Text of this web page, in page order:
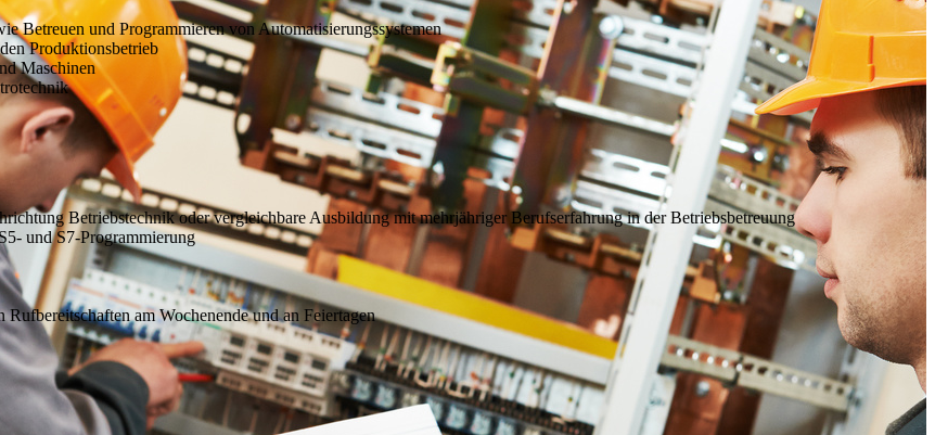
Betreuen und Programmieren von Automatisierungssystemen
Produktionsbetrieb
Maschinen
Betriebstechnik oder vergleichbare Ausbildung mit mehrjähriger Berufserfahrung in der Betriebsbetreuung
und S7-Programmierung
am Wochenende und an Feiertagen